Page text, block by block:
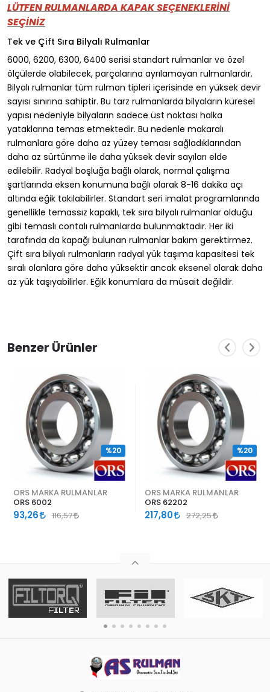
LÜTFEN RULMANLARDA KAPAK SEÇENEKLERİNİ
SEÇİNİZ
Tek ve Çift Sıra Bilyalı Rulmanlar
6000, 6200, 6300, 6400 serisi standart rulmanlar ve özel
ölçülerde olabilecek, parçalarına ayrılamayan rulmanlardır.
Bilyalı rulmanlar tüm rulman tipleri içerisinde en yüksek devir
sayısı sınırına sahiptir. Bu tarz rulmanlarda bilyaların küresel
yapısı nedeniyle bilyaların sadece üst noktası halka
yataklarına temas etmektedir. Bu nedenle makaralı
rulmanlara göre daha az yüzey teması sağladıklarından
daha az sürtünme ile daha yüksek devir sayıları elde
edilebilir. Radyal boşluğa bağlı olarak, normal çalışma
şartlarında eksen konumuna bağlı olarak 8-16 dakika açı
altında eğik takılabilirler. Standart seri imalat programlarında
genellikle temassız kapaklı, tek sıra bilyalı rulmanlar olduğu
gibi temaslı contalı rulmanlarda bulunmaktadır. Her iki
tarafında da kapağı bulunan rulmanlar bakım gerektirmez.
Çift sıra bilyalı rulmanların radyal yük taşıma kapasitesi tek
sıralı olanlara göre daha yüksektir ancak eksenel olarak daha
az yük taşıyabilirler. Eğik konumlara da müsait değildir.
Benzer Ürünler
ORS MARKA RULMANLAR
ORS 6002
93,26 116,57
%20
ORS MARKA RULMANLAR
ORS 62202
217,80 272,25
%20